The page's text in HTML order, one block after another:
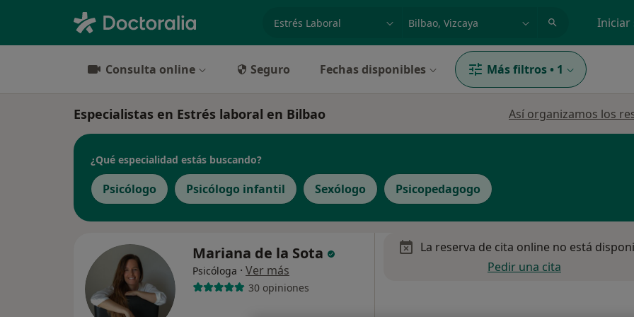
especialidad, enfermedad o nombre Iniciar
Consulta online Seguro Fechas disponibles Más filtros • 1
Especialistas en Estrés laboral en Bilbao Así organizamos los
¿Qué especialidad estás buscando?
Psicólogo Psicólogo infantil Sexólogo Psicopedagogo
Mariana de la Sota
Psicóloga · Ver más
30 opiniones
La reserva de cita online no está
Pedir una cita